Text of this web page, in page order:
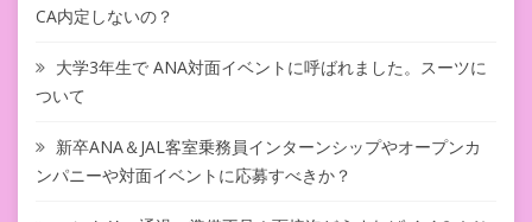
CA内定しないの？
大学3年生で ANA対面イベントに呼ばれました。スーツに
ついて
新卒ANA＆JAL客室乗務員インターンシップやオープンカ
ンパニーや対面イベントに応募すべきか？